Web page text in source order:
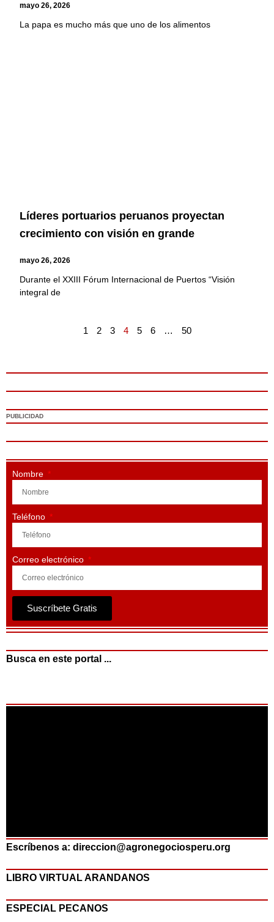
mayo 26, 2026
La papa es mucho más que uno de los alimentos
Líderes portuarios peruanos proyectan
crecimiento con visión en grande
mayo 26, 2026
Durante el XXIII Fórum Internacional de Puertos “Visión
integral de
1 2 3 4 5 6 … 50
PUBLICIDAD
Nombre
Teléfono
Correo electrónico
Suscríbete Gratis
Busca en este portal ...
Escríbenos a: direccion@agronegociosperu.org
LIBRO VIRTUAL ARANDANOS
ESPECIAL PECANOS